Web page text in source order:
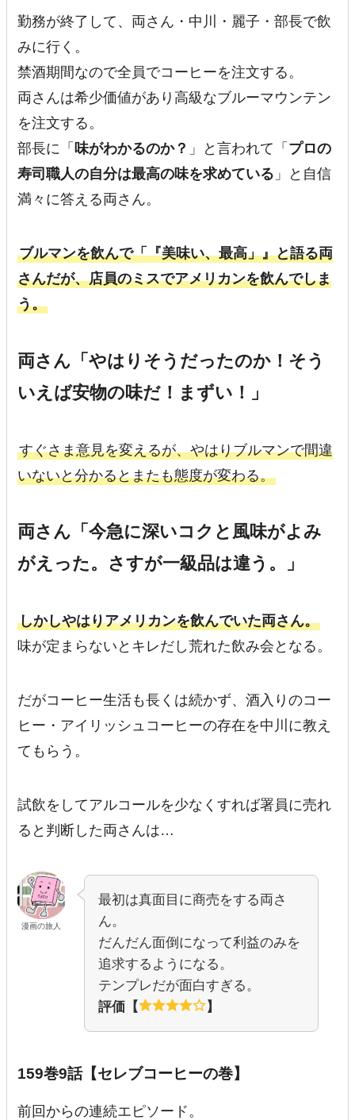
勤務が終了して、両さん・中川・麗子・部長で飲
みに行く。
禁酒期間なので全員でコーヒーを注文する。
両さんは希少価値があり高級なブルーマウンテン
を注文する。
部長に「味がわかるのか？ 」と言われて「 プロの
寿司職人の自分は最高の味を求めている 」と自信
満々に答える両さん。
ブルマンを飲んで「『美味い、最高」』と語る両
さんだが、店員のミスでアメリカンを飲んでしま
う。
両さん「やはりそうだったのか！そう
いえば安物の味だ！まずい！」
すぐさま意見を変えるが、やはりブルマンで間違
いないと分かるとまたも態度が変わる。
両さん「今急に深いコクと風味がよみ
がえった。さすが一級品は違う。」
しかしやはりアメリカンを飲んでいた両さん。
味が定まらないとキレだし荒れた飲み会となる。
だがコーヒー生活も長くは続かず、酒入りのコー
ヒー・アイリッシュコーヒーの存在を中川に教え
てもらう。
試飲をしてアルコールを少なくすれば署員に売れ
ると判断した両さんは…
漫画の旅人
最初は真面目に商売をする両さ
ん。
だんだん面倒になって利益のみを
追求するようになる。
テンプレだが面白すぎる。
評価【
】
159巻9話【セレブコーヒーの巻】
前回からの連続エピソード。